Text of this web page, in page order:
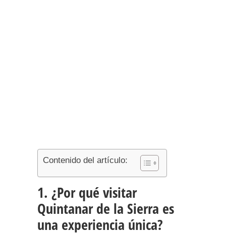
Contenido del artículo:
1. ¿Por qué visitar
Quintanar de la Sierra es
una experiencia única?